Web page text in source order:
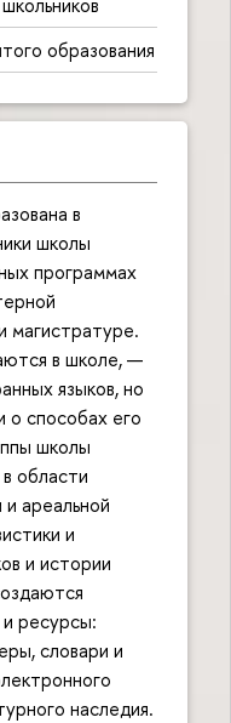
образования
в
школы
программах
магистратуре.
в школе, —
языков, но
о способах его
школы
области
и ареальной
и
и истории
и ресурсы:
словари и
наследия.